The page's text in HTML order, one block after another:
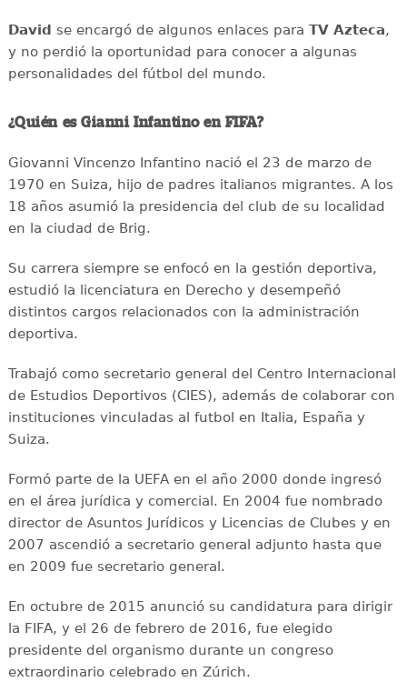
David se encargó de algunos enlaces para TV Azteca,
y no perdió la oportunidad para conocer a algunas
personalidades del fútbol del mundo.
¿Quién es Gianni Infantino en FIFA?
Giovanni Vincenzo Infantino nació el 23 de marzo de
1970 en Suiza, hijo de padres italianos migrantes. A los
18 años asumió la presidencia del club de su localidad
en la ciudad de Brig.
Su carrera siempre se enfocó en la gestión deportiva,
estudió la licenciatura en Derecho y desempeñó
distintos cargos relacionados con la administración
deportiva.
Trabajó como secretario general del Centro Internacional
de Estudios Deportivos (CIES), además de colaborar con
instituciones vinculadas al futbol en Italia, España y
Suiza.
Formó parte de la UEFA en el año 2000 donde ingresó
en el área jurídica y comercial. En 2004 fue nombrado
director de Asuntos Jurídicos y Licencias de Clubes y en
2007 ascendió a secretario general adjunto hasta que
en 2009 fue secretario general.
En octubre de 2015 anunció su candidatura para dirigir
la FIFA, y el 26 de febrero de 2016, fue elegido
presidente del organismo durante un congreso
extraordinario celebrado en Zúrich.